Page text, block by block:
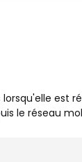
est
le réseau